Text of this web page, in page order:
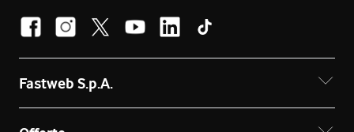
Fastweb S.p.A.